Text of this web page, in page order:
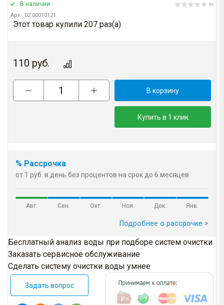
В наличии
Арт.: 02.00010121
(0)
Этот товар купили 207 раз(a)
110 руб.
В корзину
Купить в 1 клик
% Рассрочка
от 1 руб. в день без процентов на срок до 6 месяцев
Авг. Сен. Окт. Ноя. Дек. Янв.
Подробнее о рассрочке >
Бесплатный анализ воды при подборе систем очистки
Заказать сервисное обслуживание
Сделать систему очистки воды умнее
Задать вопрос